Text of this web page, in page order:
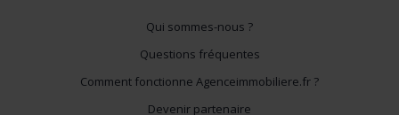
Qui sommes-nous ?
Questions fréquentes
Comment fonctionne Agenceimmobiliere.fr ?
Devenir partenaire